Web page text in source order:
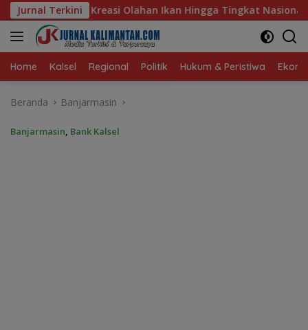
Langsung
ke
konten
Jurnal Terkini
Tingkat Nasional Pada Lomba Masak Serba Ikan
Home Kalsel Regional Politik Hukum & Peristiwa
Beranda Banjarmasin
Banjarmasin, Bank Kalsel